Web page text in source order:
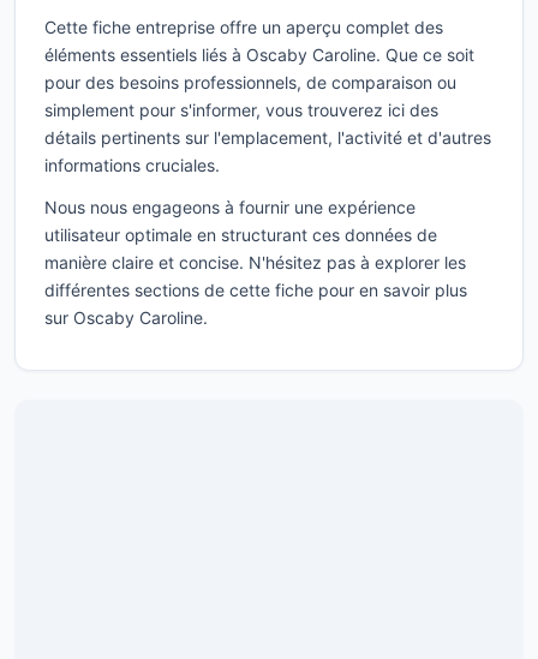
Cette fiche entreprise offre un aperçu complet des
éléments essentiels liés à Oscaby Caroline. Que ce soit
pour des besoins professionnels, de comparaison ou
simplement pour s'informer, vous trouverez ici des
détails pertinents sur l'emplacement, l'activité et d'autres
informations cruciales.
Nous nous engageons à fournir une expérience
utilisateur optimale en structurant ces données de
manière claire et concise. N'hésitez pas à explorer les
différentes sections de cette fiche pour en savoir plus
sur Oscaby Caroline.